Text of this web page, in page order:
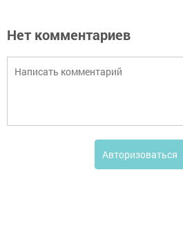
Нет комментариев
Авторизоваться